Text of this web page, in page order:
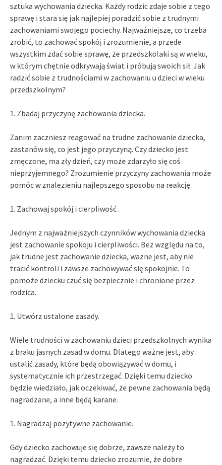
sztuka wychowania dziecka. Każdy rodzic zdaje sobie z tego
sprawę i stara się jak najlepiej poradzić sobie z trudnymi
zachowaniami swojego pociechy. Najważniejsze, co trzeba
zrobić, to zachować spokój i zrozumienie, a przede
wszystkim zdać sobie sprawę, że przedszkolaki są w wieku,
w którym chętnie odkrywają świat i próbują swoich sił. Jak
radzić sobie z trudnościami w zachowaniu u dzieci w wieku
przedszkolnym?
1. Zbadaj przyczynę zachowania dziecka.
Zanim zaczniesz reagować na trudne zachowanie dziecka,
zastanów się, co jest jego przyczyną. Czy dziecko jest
zmęczone, ma zły dzień, czy może zdarzyło się coś
nieprzyjemnego? Zrozumienie przyczyny zachowania może
pomóc w znalezieniu najlepszego sposobu na reakcję.
1. Zachowaj spokój i cierpliwość.
Jednym z najważniejszych czynników wychowania dziecka
jest zachowanie spokoju i cierpliwości. Bez względu na to,
jak trudne jest zachowanie dziecka, ważne jest, aby nie
tracić kontroli i zawsze zachowywać się spokojnie. To
pomoże dziecku czuć się bezpiecznie i chronione przez
rodzica.
1. Utwórz ustalone zasady.
Wiele trudności w zachowaniu dzieci przedszkolnych wynika
z braku jasnych zasad w domu. Dlatego ważne jest, aby
ustalić zasady, które będą obowiązywać w domu, i
systematycznie ich przestrzegać. Dzięki temu dziecko
będzie wiedziało, jak oczekiwać, że pewne zachowania będą
nagradzane, a inne będą karane.
1. Nagradzaj pozytywne zachowanie.
Gdy dziecko zachowuje się dobrze, zawsze należy to
nagradzać. Dzięki temu dziecko zrozumie, że dobre